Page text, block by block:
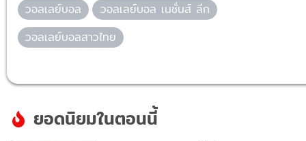
วอลเลย์บอล
วอลเลย์บอล เนชั่นส์ ลีก
วอลเลย์บอลสาวไทย
ยอดนิยมในตอนนี้